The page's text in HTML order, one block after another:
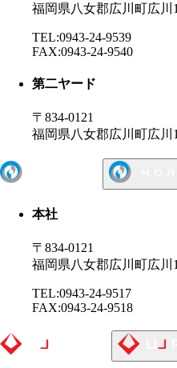
福岡県八女郡広川町広川
TEL:0943-24-9539
FAX:0943-24-9540
第二ヤード
〒834-0121
福岡県八女郡広川町広川
本社
〒834-0121
福岡県八女郡広川町広川
TEL:0943-24-9517
FAX:0943-24-9518